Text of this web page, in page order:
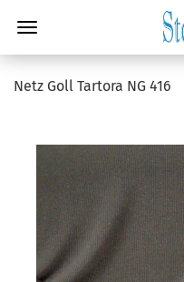
Netz Goll Tartora NG 416